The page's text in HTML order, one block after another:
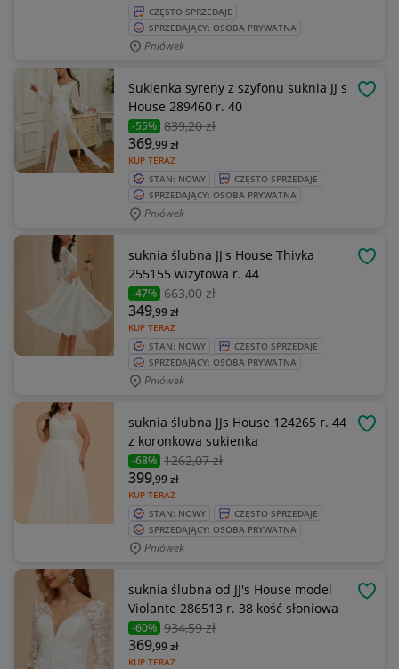
CZĘSTO SPRZEDAJE
SPRZEDAJĄCY: OSOBA PRYWATNA
Pniówek
Sukienka syreny z szyfonu suknia JJ s
House 289460 r. 40
-55% 839,20 zł
KUP TERAZ
369,99zł
STAN: NOWY
CZĘSTO SPRZEDAJE
SPRZEDAJĄCY: OSOBA PRYWATNA
Pniówek
suknia ślubna JJ's House Thivka
255155 wizytowa r. 44
-47% 663,00 zł
KUP TERAZ
349,99zł
STAN: NOWY
CZĘSTO SPRZEDAJE
SPRZEDAJĄCY: OSOBA PRYWATNA
Pniówek
suknia ślubna JJs House 124265 r. 44
z koronkowa sukienka
-68% 1262,07 zł
KUP TERAZ
399,99zł
STAN: NOWY
CZĘSTO SPRZEDAJE
SPRZEDAJĄCY: OSOBA PRYWATNA
Pniówek
suknia ślubna od JJ's House model
Violante 286513 r. 38 kość słoniowa
-60% 934,59 zł
KUP TERAZ
369,99zł